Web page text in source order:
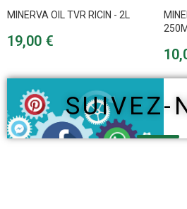
MINERVA OIL TVR RICIN - 2L
Prix
19,00 €
Prix
SUIVEZ-